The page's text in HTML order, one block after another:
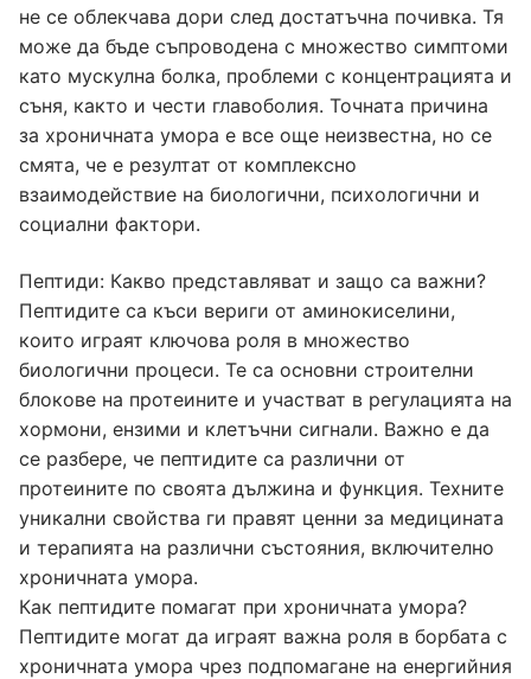
не се облекчава дори след достатъчна почивка. Тя
може да бъде съпроводена с множество симптоми
като мускулна болка, проблеми с концентрацията и
съня, както и чести главоболия. Точната причина
за хроничната умора е все още неизвестна, но се
смята, че е резултат от комплексно
взаимодействие на биологични, психологични и
социални фактори.
Пептиди: Какво представляват и защо са важни?
Пептидите са къси вериги от аминокиселини,
които играят ключова роля в множество
биологични процеси. Те са основни строителни
блокове на протеините и участват в регулацията на
хормони, ензими и клетъчни сигнали. Важно е да
се разбере, че пептидите са различни от
протеините по своята дължина и функция. Техните
уникални свойства ги правят ценни за медицината
и терапията на различни състояния, включително
хроничната умора.
Как пептидите помагат при хроничната умора?
Пептидите могат да играят важна роля в борбата с
хроничната умора чрез подпомагане на енергийния